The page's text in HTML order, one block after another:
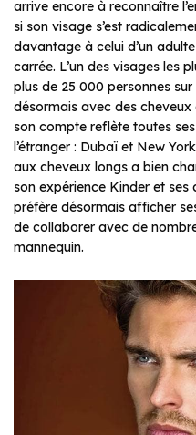
arrive encore à reconnaître
si son visage s’est
davantage à celui d’un
carrée. L’un des visages les
plus de 25 000 personnes
désormais avec des cheveux
son compte reflète toutes
l’étranger : Dubaï et New
aux cheveux longs a bien
son expérience Kinder et ses
préfère désormais afficher
de collaborer avec de
mannequin.